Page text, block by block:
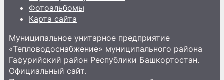
Фотоальбомы
Карта сайта
Муниципальное унитарное предприятие
«Тепловодоснабжение» муниципального района
Гафурийский район Республики Башкортостан.
Официальный сайт.